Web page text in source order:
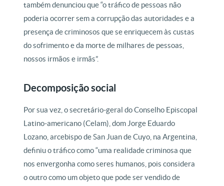
também denunciou que “o tráfico de pessoas não
poderia ocorrer sem a corrupção das autoridades e a
presença de criminosos que se enriquecem às custas
do sofrimento e da morte de milhares de pessoas,
nossos irmãos e irmãs”.
Decomposição social
Por sua vez, o secretário-geral do Conselho Episcopal
Latino-americano (Celam), dom Jorge Eduardo
Lozano, arcebispo de San Juan de Cuyo, na Argentina,
definiu o tráfico como “uma realidade criminosa que
nos envergonha como seres humanos, pois considera
o outro como um objeto que pode ser vendido de